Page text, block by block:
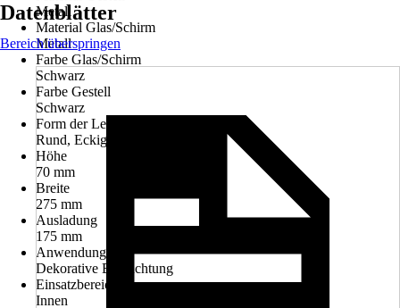
Metall
Material Glas/Schirm
Metall
Farbe Glas/Schirm
Schwarz
Farbe Gestell
Schwarz
Form der Leuchte
Rund, Eckig, Rechteckig
Höhe
70 mm
Breite
275 mm
Ausladung
175 mm
Anwendung
Dekorative Beleuchtung
Einsatzbereich
Innen
Datenblätter
Bereich überspringen